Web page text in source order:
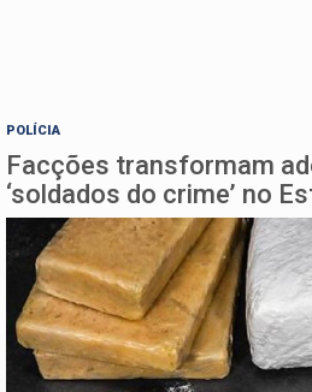
POLÍCIA
Facções transformam
‘soldados do crime’ no